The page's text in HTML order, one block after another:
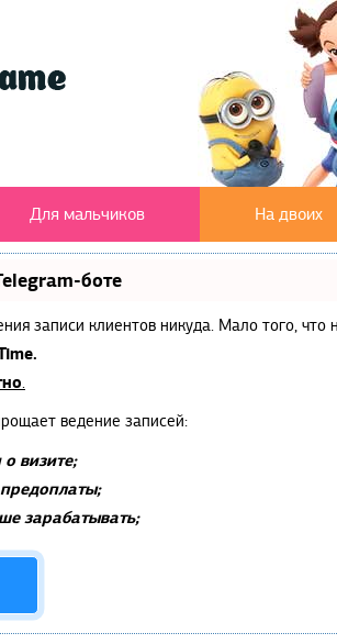
Для мальчиков На двоих
боте
записи клиентов никуда. Мало того,
.
ведение записей:
визите;
зарабатывать;